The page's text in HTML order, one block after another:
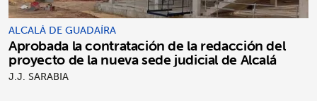
ALCALÁ DE GUADAÍRA
Aprobada la contratación de la redacción del
proyecto de la nueva sede judicial de Alcalá
J.J. SARABIA